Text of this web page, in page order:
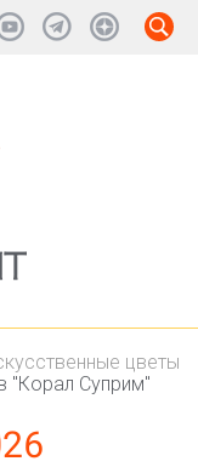
цветы
"Корал Суприм"